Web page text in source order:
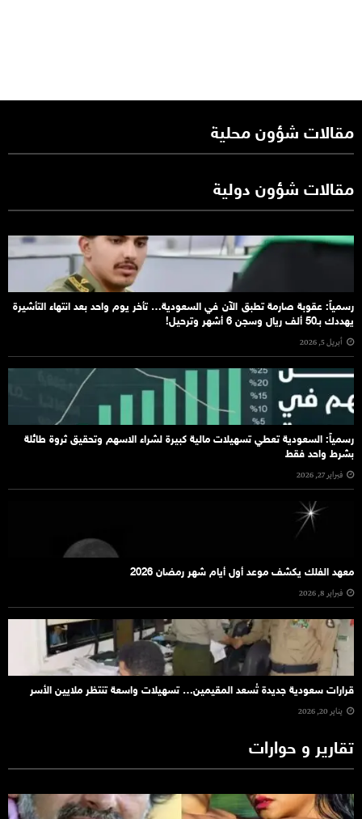
مقالات شؤون محلية
مقالات شؤون دولية
رسمياً: عقوبة صارمة تطبق الآن في السعودية… تأخر يوم واحد بعد انتهاء التأشيرة
يهددك بـ50 ألف ريال وسجن 6 أشهر وترحيل!
أبريل 5, 2026
رسمياً: السعودية تعطي تسهيلات مالية كبيرة لشراء الاسهم وتحقيق ثروة طائلة
بشرط واحد فقط
فبراير 27, 2026
معهد الفلك يكشف موعد أول أيام شهر رمضان 2026
فبراير 8, 2026
قرارات سعودية جديدة تُسعد المقيمين… تسهيلات واسعة تنتظر ملايين الأسر
يناير 20, 2026
تقارير و حوارات